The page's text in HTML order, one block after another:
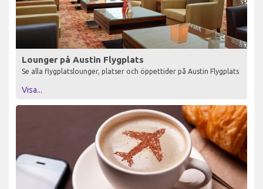
Lounger på Austin Flygplats
Se alla flygplatslounger, platser och öppettider på Austin Flygplats
Visa...